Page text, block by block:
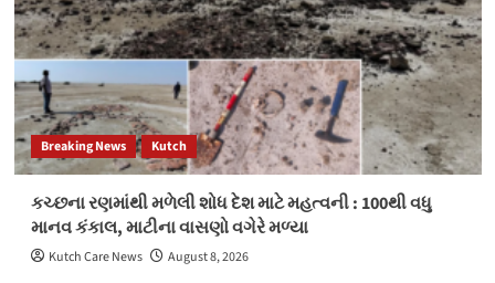
Breaking News Kutch
કચ્છના રણમાંથી મળેલી શોધ દેશ માટે મહત્વની : 100થી વધુ
માનવ કંકાલ, માટીના વાસણો વગેરે મળ્યા
Kutch Care News August 8, 2026